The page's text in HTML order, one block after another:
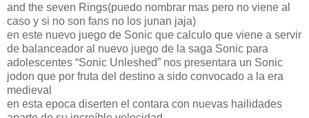
and the seven Rings(puedo nombrar mas pero no viene al
caso y si no son fans no los junan jaja)
en este nuevo juego de Sonic que calculo que viene a servir
de balanceador al nuevo juego de la saga Sonic para
adolescentes “Sonic Unleshed” nos presentara un Sonic
jodon que por fruta del destino a sido convocado a la era
medieval
en esta epoca diserten el contara con nuevas hailidades